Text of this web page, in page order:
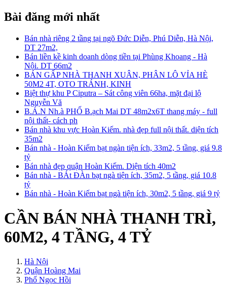
Bài đăng mới nhất
Bán nhà riêng 2 tầng tại ngõ Đức Diễn, Phú Diễn, Hà Nội,
DT 27m2,
Bán liền kề kinh doanh dòng tiền tại Phùng Khoang - Hà
Nội. DT 66m2
BÁN GẤP NHÀ THANH XUÂN, PHÂN LÔ VỈA HÈ
50M2 4T, OTO TRÁNH, KINH
Biệt thự khu P Ciputra – Sát công viên 66ha, mặt đại lộ
Nguyễn Vă
B.Á.N Nh.à PHỐ B.ạch Mai DT 48m2x6T thang máy - full
nội thất- cách ph
Bán nhà khu vực Hoàn Kiếm. nhà đẹp full nội thất. diện tích
35m2
Bán nhà - Hoàn Kiếm bạt ngàn tiện ích, 33m2, 5 tầng, giá 9.8
tỷ
Bán nhà đẹp quận Hoàn Kiếm. Diện tích 40m2
Bán nhà - BÁt ĐÀn bạt ngà tiện ích, 35m2, 5 tầng, giá 10.8
tỷ
Bán nhà - Hoàn Kiếm bạt ngà tiện ích, 30m2, 5 tầng, giá 9 tỷ
CẦN BÁN NHÀ THANH TRÌ,
60M2, 4 TẦNG, 4 TỶ
Hà Nội
Quận Hoàng Mai
Phố Ngọc Hồi